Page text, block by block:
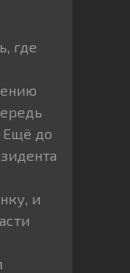
где
Ещё до
и